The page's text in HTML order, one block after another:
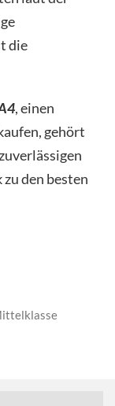
die
, einen
gehört
den besten